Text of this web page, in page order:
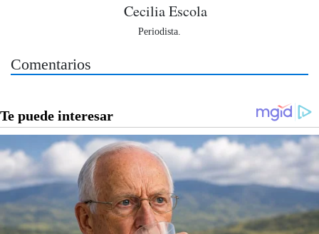
Cecilia Escola
Periodista.
Comentarios